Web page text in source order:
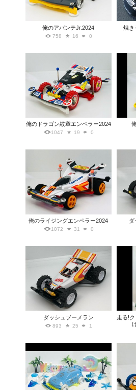
俺のアバンテJr.2024
758 16 0
焼き
俺のドラゴン紋章エンペラー2024
1047 19 0
俺のライジングエンペラー2024
1072 31 0
ダ
ダッシュブーメラン
893 25 1
走る!